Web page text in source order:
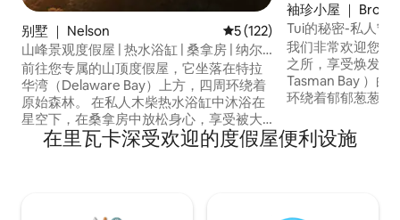
别墅 ｜ Nelson 平均评分 5 分（满分 5 分），
5 (122)
山峰景观度假屋 | 热水浴缸 | 桑拿房 | 纳尔
逊
前往您专属的山顶度假屋，它坐落在特拉
华湾（Delaware Bay）上方，四周环绕着
原始森林。 在私人木柴热水浴缸中沐浴在
星空下，在桑拿房中放松身心，享受被大
自然环绕、景色一览无余的悠闲早晨。
The Retreat地理位置优越，适合探索纳尔
袖珍小屋 ｜
Road/ Motueka
Tui的秘密-私人宁
我们非常欢迎您入
之所，享受焕发活力的时
Tasman Bay ）的
环绕着郁郁葱葱的
个真正放松的私密
时髦的创意厨房、
在里瓦卡深受欢迎的度假屋便利设施